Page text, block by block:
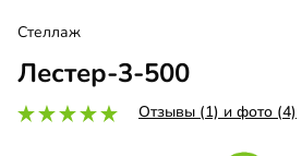
Стеллаж
Лестер-3-500
Отзывы (1) и фото (4)